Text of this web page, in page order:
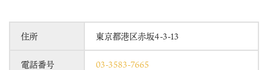
住所 東京都港区赤坂4-3-13
電話番号 03-3583-7665